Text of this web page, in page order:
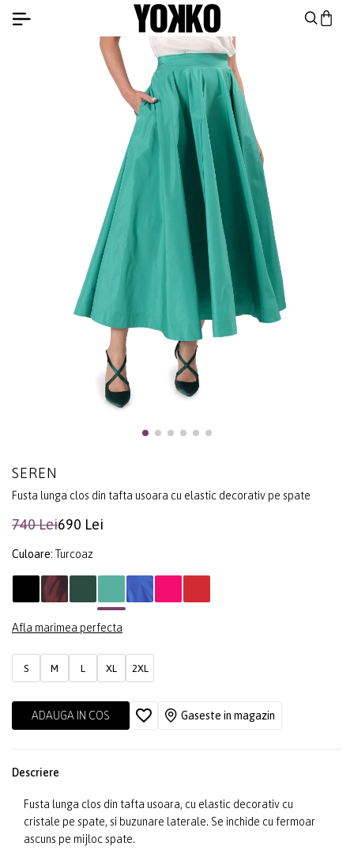
SEREN
Fusta lunga clos din tafta usoara cu elastic decorativ pe spate
740 Lei690 Lei
Culoare: Turcoaz
Afla marimea perfecta
S M L XL 2XL
ADAUGA IN COS Gaseste in magazin
Descriere
Fusta lunga clos din tafta usoara, cu elastic decorativ cu
cristale pe spate, si buzunare laterale. Se inchide cu fermoar
ascuns pe mijloc spate.